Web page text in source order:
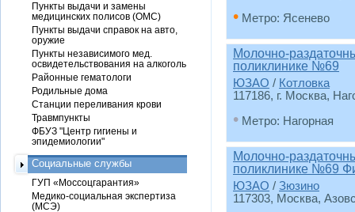
• Метро: Ясенево
Молочно-
поликлинике №69
ЮЗАО / Котловка
117186, г. Москва,
• Метро: Нагорная
Молочно-
поликлинике №69
ЮЗАО / Зюзино
117303, Москва,
Пункты выдачи и замены
медицинских полисов (ОМС)
Пункты выдачи справок на авто,
оружие
Пункты независимого мед.
освидетельствования на алкоголь
Районные гематологи
Родильные дома
Станции переливания крови
Травмпункты
ФБУЗ "Центр гигиены и
эпидемиологии"
Социальные службы
ГУП «Моссоцгарантия»
Медико-социальная экспертиза
(МСЭ)